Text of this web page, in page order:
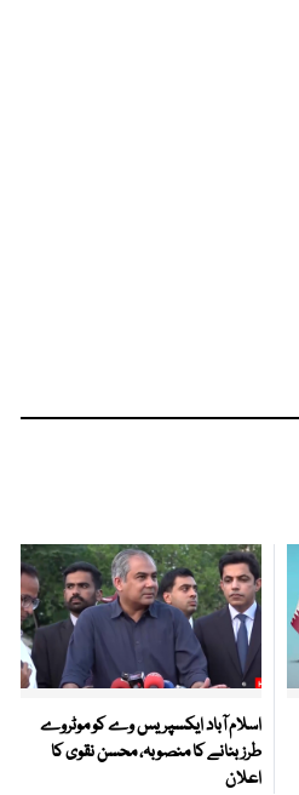
اسلام آباد ایکسپریس وے کو موٹروے
طرز بنانے کا منصوبہ، محسن نقوی کا
اعلان